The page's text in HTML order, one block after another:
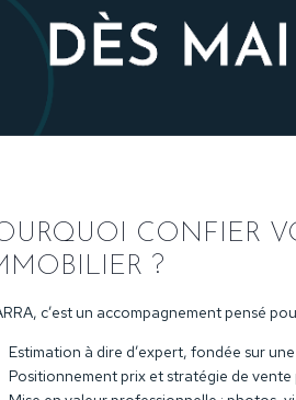
CONFIER
?
c’est un accompagnement pensé
Estimation à dire d’expert, fondée sur
Positionnement prix et stratégie de vente